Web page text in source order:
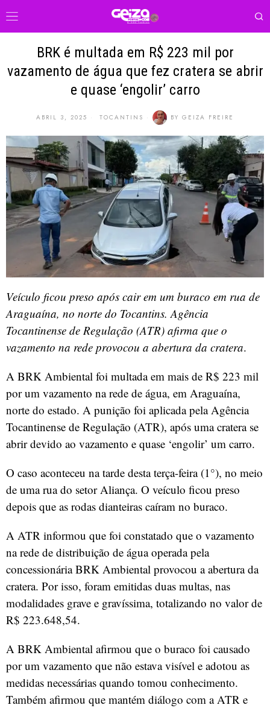
BRK é multada em R$ 223 mil por
vazamento de água que fez cratera se abrir
e quase ‘engolir’ carro
ABRIL 3, 2025 TOCANTINS BY GEIZA FREIRE
Veículo ficou preso após cair em um buraco em rua de
Araguaína, no norte do Tocantins. Agência
Tocantinense de Regulação (ATR) afirma que o
vazamento na rede provocou a abertura da cratera.
A BRK Ambiental foi multada em mais de R$ 223 mil
por um vazamento na rede de água, em Araguaína,
norte do estado. A punição foi aplicada pela Agência
Tocantinense de Regulação (ATR), após uma cratera se
abrir devido ao vazamento e quase ‘engolir’ um carro.
O caso aconteceu na tarde desta terça-feira (1°), no meio
de uma rua do setor Aliança. O veículo ficou preso
depois que as rodas dianteiras caíram no buraco.
A ATR informou que foi constatado que o vazamento
na rede de distribuição de água operada pela
concessionária BRK Ambiental provocou a abertura da
cratera. Por isso, foram emitidas duas multas, nas
modalidades grave e gravíssima, totalizando no valor de
R$ 223.648,54.
A BRK Ambiental afirmou que o buraco foi causado
por um vazamento que não estava visível e adotou as
medidas necessárias quando tomou conhecimento.
Também afirmou que mantém diálogo com a ATR e